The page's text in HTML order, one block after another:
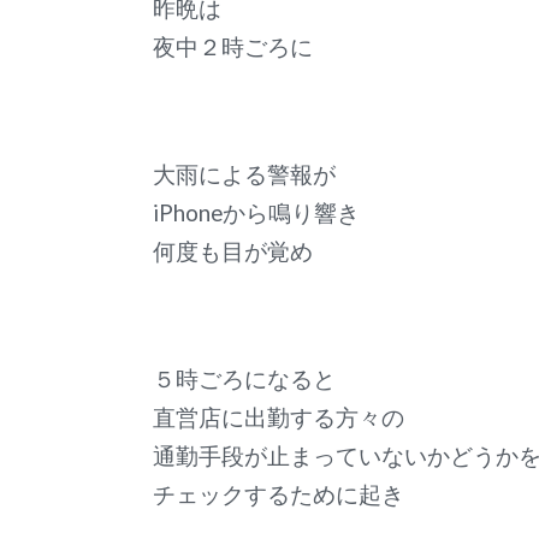
昨晩は
夜中２時ごろに
大雨による警報が
iPhoneから鳴り響き
何度も目が覚め
５時ごろになると
直営店に出勤する方々の
通勤手段が止まっていないかどうか
チェックするために起き